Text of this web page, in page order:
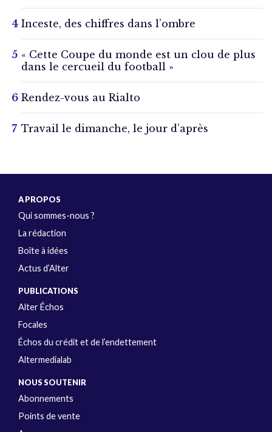
Inceste, des chiffres dans l’ombre
« Cette Coupe du monde est un clou de plus
dans le cercueil du football »
Rendez-vous au Rialto
Travail le dimanche, le jour d’après
A PROPOS
Qui sommes-nous ?
La rédaction
Boîte à idées
Actus d’Alter
PUBLICATIONS
Alter Échos
Focales
Échos du crédit et de l’endettement
Altermedialab
NOUS SOUTENIR
Abonnements
Points de vente